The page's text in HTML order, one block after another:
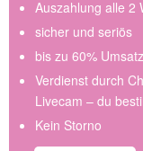
Auszahlung alle 2
sicher und seriös
bis zu 60%
Verdienst durch
Livecam – du
Kein Storno